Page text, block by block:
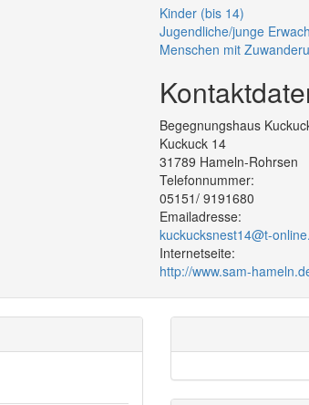
Kinder (bis 14)
Jugendliche/junge
Menschen mit
Begegnungshaus
Kuckuck 14
31789 Hameln-Rohrsen
Telefonnummer:
05151/ 9191680
Emailadresse:
kuckucksnest14@t-
Internetseite:
http://www.sam-